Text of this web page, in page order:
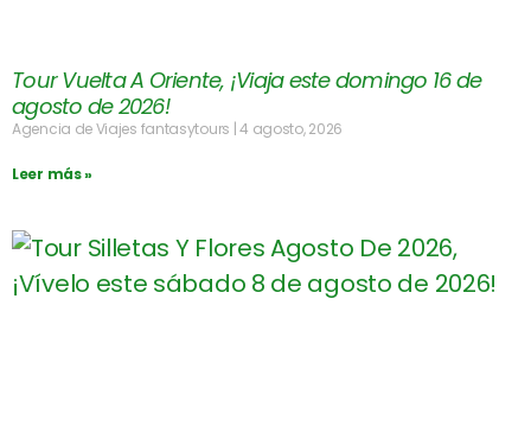
Tour Vuelta A Oriente, ¡Viaja este domingo 16 de
agosto de 2026!
Agencia de Viajes fantasytours 4 agosto, 2026
Leer más »